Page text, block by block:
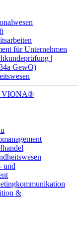
für Unternehmen
|
GewO)
VIONA®
und
&